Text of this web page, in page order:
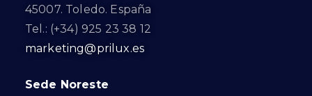
45007. Toledo. España
Tel.: (+34) 925 23 38 12
marketing@prilux.es
Sede Noreste